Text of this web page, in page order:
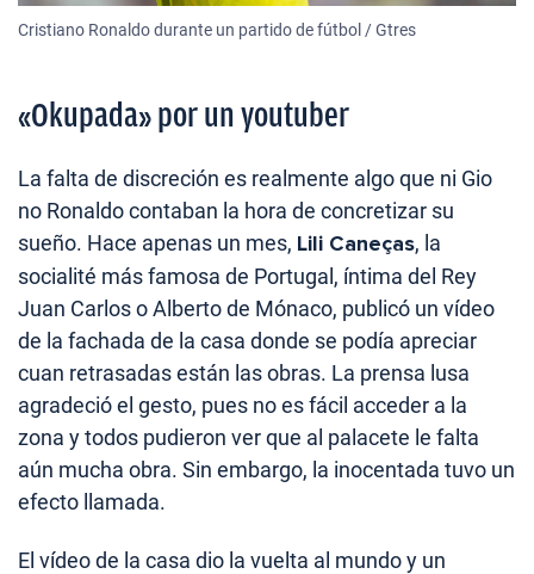
Cristiano Ronaldo durante un partido de fútbol / Gtres
«Okupada» por un youtuber
La falta de discreción es realmente algo que ni Gio
no Ronaldo contaban la hora de concretizar su
sueño. Hace apenas un mes, Lili Caneças, la
socialité más famosa de Portugal, íntima del Rey
Juan Carlos o Alberto de Mónaco, publicó un vídeo
de la fachada de la casa donde se podía apreciar
cuan retrasadas están las obras. La prensa lusa
agradeció el gesto, pues no es fácil acceder a la
zona y todos pudieron ver que al palacete le falta
aún mucha obra. Sin embargo, la inocentada tuvo un
efecto llamada.
El vídeo de la casa dio la vuelta al mundo y un